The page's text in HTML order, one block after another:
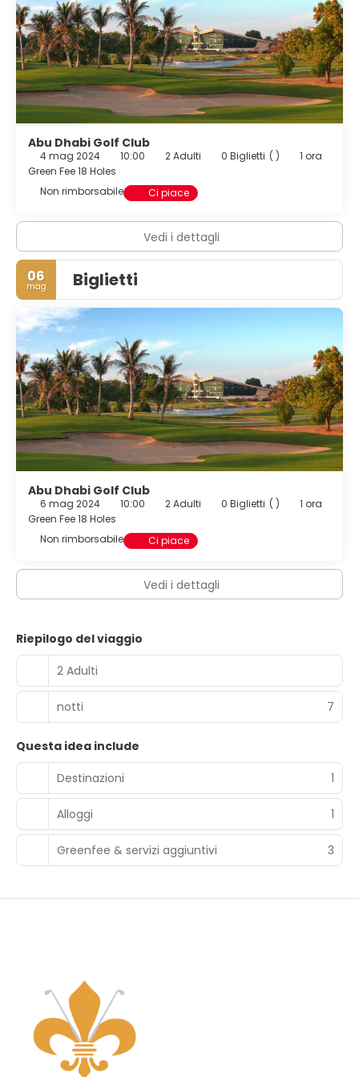
Abu Dhabi Golf Club
4 mag 2024 10:00 2 Adulti 0 Biglietti ( )
1 ora
Green Fee 18 Holes
Non rimborsabile
Ci piace
Vedi i dettagli
06
mag Biglietti
Abu Dhabi Golf Club
6 mag 2024 10:00 2 Adulti 0 Biglietti ( )
1 ora
Green Fee 18 Holes
Non rimborsabile
Ci piace
Vedi i dettagli
Riepilogo del viaggio
2 Adulti
notti 7
Questa idea include
Destinazioni
1
Alloggi 1
Greenfee & servizi aggiuntivi 3